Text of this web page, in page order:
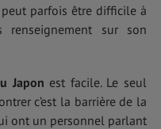
peut parfois être difficile à
renseignement sur son
Japon est facile. Le seul
c’est la barrière de la
ont un personnel parlant